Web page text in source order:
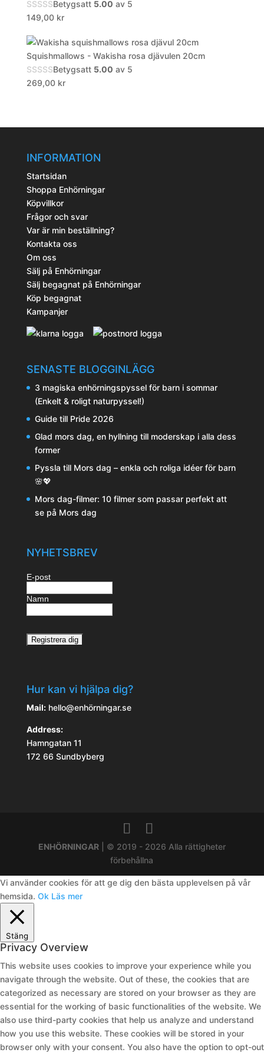
Betygsatt 5.00 av 5
149,00 kr
Squishmallows - Wakisha rosa djävulen 20cm
Betygsatt 5.00 av 5
269,00 kr
INFORMATION
Startsidan
Shoppa Enhörningar
Köpvillkor
Frågor och svar
Var är min beställning?
Kontakta oss
Om oss
Sälj på Enhörningar
Sälj begagnat på Enhörningar
Köp begagnat
Kampanjer
SENASTE BLOGGINLÄGG
3 magiska enhörningspyssel för barn i sommar
(Enkelt & roligt naturpyssel!)
Guide till Pride 2026
Glad mors dag, en hyllning till moderskap i alla dess
former
Pyssla till Mors dag – enkla och roliga idéer för barn
🌸💖
Mors dag-filmer: 10 filmer som passar perfekt att
se på Mors dag
NYHETSBREV
E-post
Namn
Hur kan vi hjälpa dig?
Mail:hello@enhörningar.se
Address:
Hamngatan 11
172 66 Sundbyberg
ENHÖRNINGAR| © 2019 - 2026 Alla rättigheter
förbehållna
Vi använder cookies för att ge dig den bästa upplevelsen på vår
hemsida. Ok Läs mer
Stäng
Privacy Overview
This website uses cookies to improve your experience while you
navigate through the website. Out of these, the cookies that are
categorized as necessary are stored on your browser as they are
essential for the working of basic functionalities of the website. We
also use third-party cookies that help us analyze and understand
how you use this website. These cookies will be stored in your
browser only with your consent. You also have the option to opt-out